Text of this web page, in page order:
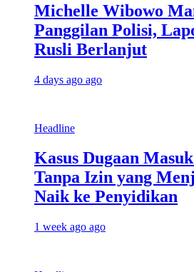
Michelle Wibowo
Panggilan Polisi,
Rusli Berlanjut
4 days ago ago
Headline
Kasus Dugaan
Tanpa Izin yang
Naik ke Penyidikan
1 week ago ago